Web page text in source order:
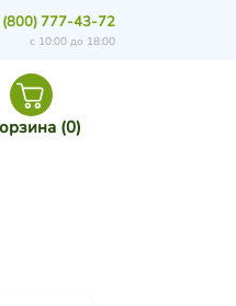
(0)
777-43-72
с 10:00 до 18:00